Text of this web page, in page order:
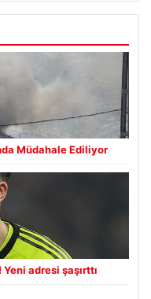
Müdahale Ediliyor
adresi şaşırttı